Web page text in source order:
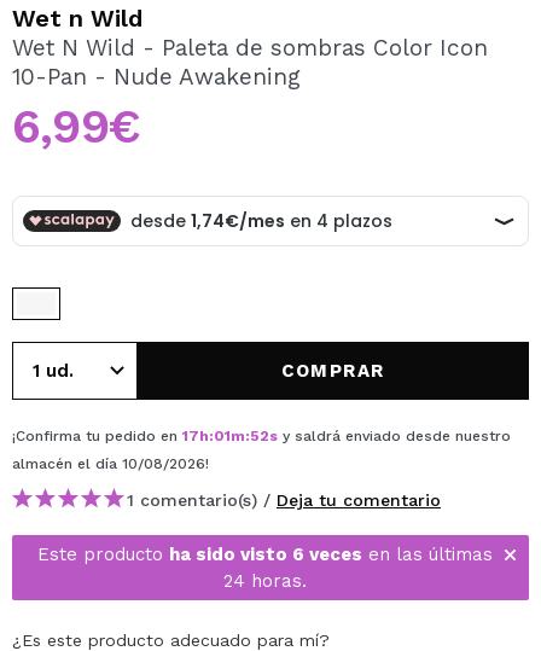
Al crear una cuenta en Maquillalia.com podrás realizar
tus compras rápidamente, revisar el estado de tus
Wet n Wild
Wet N Wild - Paleta de sombras Color Icon
10-Pan - Nude Awakening
6,99€
COMPRAR
¡Confirma tu pedido en 17h:01m:51sy saldrá enviado desde nuestro
almacén el día 10/08/2026!
1 comentario(s) / Deja tu comentario
Este producto ha sido visto 6 veces en las últimas
24 horas.
¿Es este producto adecuado para mí?